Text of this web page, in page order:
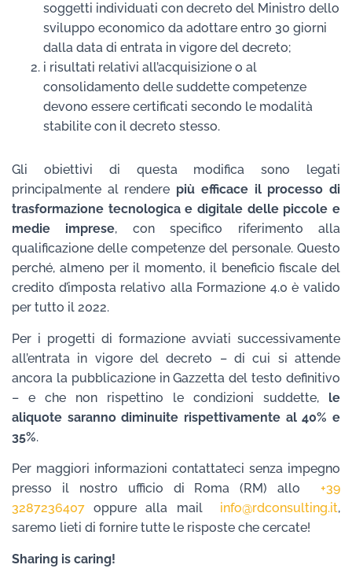
soggetti individuati con decreto del Ministro dello
sviluppo economico da adottare entro 30 giorni
dalla data di entrata in vigore del decreto;
i risultati relativi all’acquisizione o al
consolidamento delle suddette competenze
devono essere certificati secondo le modalità
stabilite con il decreto stesso.
Gli obiettivi di questa modifica sono legati
principalmente al rendere più efficace il processo di
trasformazione tecnologica e digitale delle piccole e
medie imprese, con specifico riferimento alla
qualificazione delle competenze del personale. Questo
perché, almeno per il momento, il beneficio fiscale del
credito d’imposta relativo alla Formazione 4.0 è valido
per tutto il 2022.
Per i progetti di formazione avviati successivamente
all’entrata in vigore del decreto – di cui si attende
ancora la pubblicazione in Gazzetta del testo definitivo
– e che non rispettino le condizioni suddette, le
aliquote saranno diminuite rispettivamente al 40% e
35%.
Per maggiori informazioni contattateci senza impegno
presso il nostro ufficio di Roma (RM) allo +39
3287236407 oppure alla mail info@rdconsulting.it,
saremo lieti di fornire tutte le risposte che cercate!
Sharing is caring!